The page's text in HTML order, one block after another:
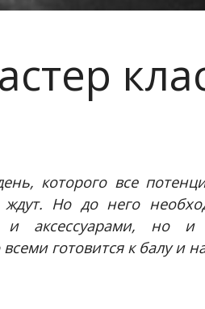
которого все
Но до него
и аксессуарами, но и
готовится к балу и